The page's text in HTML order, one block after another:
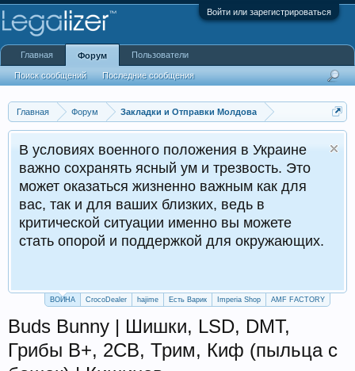
Войти или зарегистрироваться
Главная Форум Закладки и Отправки Молдова
В условиях военного положения в Украине
важно сохранять ясный ум и трезвость. Это
может оказаться жизненно важным как для
вас, так и для ваших близких, ведь в
критической ситуации именно вы можете
стать опорой и поддержкой для окружающих.
ВОЙНА CrocoDealer hajime Есть Варик Imperia Shop AMF FACTORY
Buds Bunny | Шишки, LSD, DMT,
Грибы B+, 2СB, Трим, Киф (пыльца с
Главная Форум
Поиск сообщений Последние сообщения
Пользователи